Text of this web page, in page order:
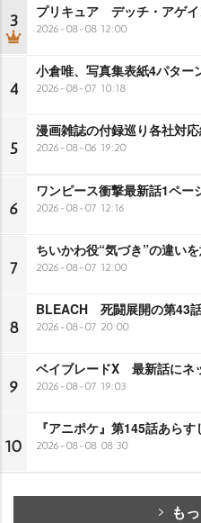
3 プリキュア デッチ・アゲ
2026-08-08 12:00
4
小倉唯、写真集表紙4パター
2026-08-07 10:18
5
漫画雑誌の付録巡り各社対応
2026-08-06 19:20
6
ワンピース衝撃最新話1ペー
2026-08-07 12:16
7
ちいかわ役“気づき”の違い
2026-08-07 12:00
8
BLEACH 死闘展開の第43
2026-08-07 20:00
9
ベイブレードX 最新話にネ
2026-08-07 19:03
10
『アニポケ』第145話あらす
2026-08-08 08:30
も